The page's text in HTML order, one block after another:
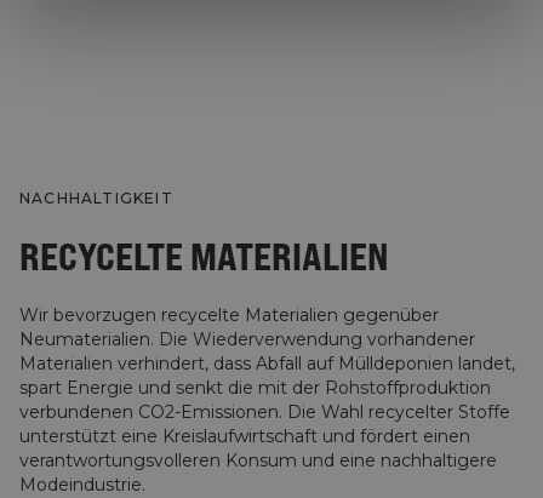
NACHHALTIGKEIT
RECYCELTE MATERIALIEN
Wir bevorzugen recycelte Materialien gegenüber
Neumaterialien. Die Wiederverwendung vorhandener
Materialien verhindert, dass Abfall auf Mülldeponien landet,
spart Energie und senkt die mit der Rohstoffproduktion
verbundenen CO2-Emissionen. Die Wahl recycelter Stoffe
unterstützt eine Kreislaufwirtschaft und fördert einen
verantwortungsvolleren Konsum und eine nachhaltigere
Modeindustrie.